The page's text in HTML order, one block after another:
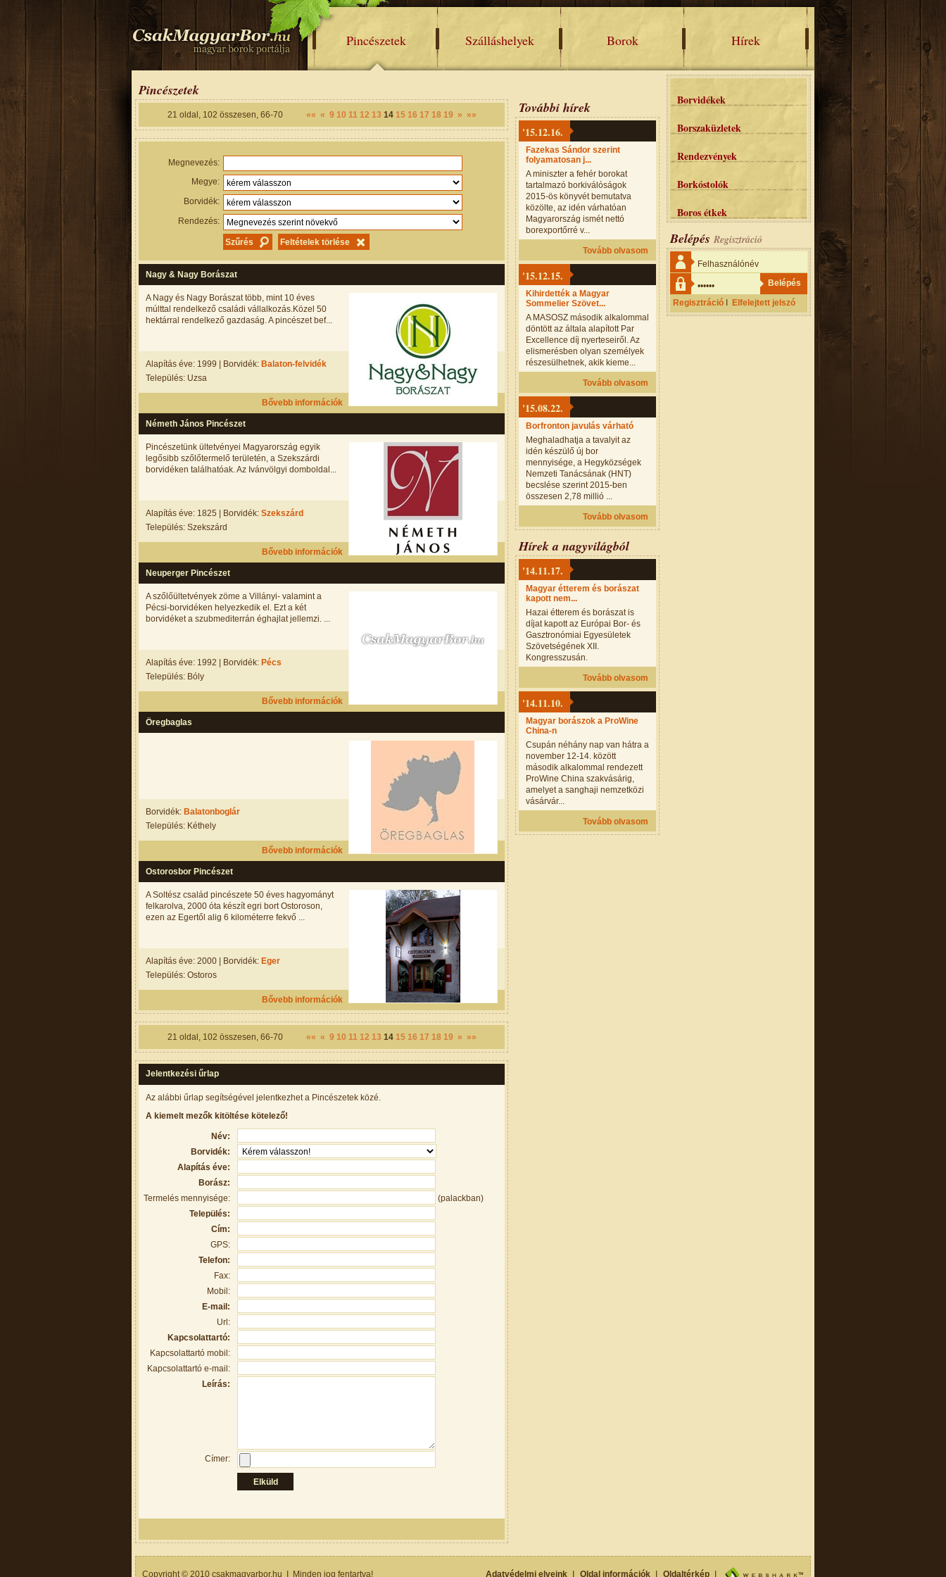
Pincészetek Szálláshelyek Borok Hírek
Pincészetek
21 oldal,102 összesen,66-70 «« « 9 10 11 12 13 14 15 16 17 18 19 » »»
Megnevezés:
Megye:
Borvidék:
Rendezés:
Nagy & Nagy Borászat
Alapítás éve: 1999 | Borvidék: Balaton-felvidék
Település: Uzsa
A Nagy és Nagy Borászat több, mint 10 éves
múlttal rendelkező családi vállalkozás.Közel 50
hektárral rendelkező gazdaság. A pincészet bef...
Bővebb információk
Németh János Pincészet
Alapítás éve: 1825 | Borvidék: Szekszárd
Település: Szekszárd
Pincészetünk ültetvényei Magyarország egyik
legősibb szőlőtermelő területén, a Szekszárdi
borvidéken találhatóak. Az Ivánvölgyi domboldal...
Bővebb információk
Neuperger Pincészet
Alapítás éve: 1992 | Borvidék: Pécs
Település: Bóly
A szőlőültetvények zöme a Villányi- valamint a
Pécsi-borvidéken helyezkedik el. Ezt a két
borvidéket a szubmediterrán éghajlat jellemzi. ...
Bővebb információk
Öregbaglas
Borvidék: Balatonboglár
Település: Kéthely
Bővebb információk
Ostorosbor Pincészet
Alapítás éve: 2000 | Borvidék: Eger
Település: Ostoros
A Soltész család pincészete 50 éves hagyományt
felkarolva, 2000 óta készít egri bort Ostoroson,
ezen az Egertől alig 6 kilométerre fekvő ...
Bővebb információk
21 oldal,102 összesen,66-70 «« « 9 10 11 12 13 14 15 16 17 18 19 » »»
Jelentkezési űrlap
Az alábbi űrlap segítségével jelentkezhet a Pincészetek közé.
A kiemelt mezők kitöltése kötelező!
Név:
Borvidék:
Alapítás éve:
Borász:
Termelés mennyisége:
(palackban)
Település:
Cím:
GPS:
Telefon:
Fax:
Mobil:
E-mail:
Url:
Kapcsolattartó:
Kapcsolattartó mobil:
Kapcsolattartó e-mail:
Leírás:
Címer:
További hírek
'15.12.16.
Fazekas Sándor szerint
folyamatosan j...
A miniszter a fehér borokat
tartalmazó borkiválóságok
2015-ös könyvét bemutatva
közölte, az idén várhatóan
Magyarország ismét nettó
borexportőrré v...
Tovább olvasom
'15.12.15.
Kihirdették a Magyar
Sommelier Szövet...
A MASOSZ második alkalommal
döntött az általa alapított Par
Excellence díj nyerteseiről. Az
elismerésben olyan személyek
részesülhetnek, akik kieme...
Tovább olvasom
'15.08.22.
Borfronton javulás várható
Meghaladhatja a tavalyit az
idén készülő új bor
mennyisége, a Hegyközségek
Nemzeti Tanácsának (HNT)
becslése szerint 2015-ben
összesen 2,78 millió ...
Tovább olvasom
Hírek a nagyvilágból
'14.11.17.
Magyar étterem és borászat
kapott nem...
Hazai étterem és borászat is
díjat kapott az Európai Bor- és
Gasztronómiai Egyesületek
Szövetségének XII.
Kongresszusán.
Tovább olvasom
'14.11.10.
Magyar borászok a ProWine
China-n
Csupán néhány nap van hátra a
november 12-14. között
második alkalommal rendezett
ProWine China szakvásárig,
amelyet a sanghaji nemzetközi
vásárvár...
Tovább olvasom
Borvidékek
Borszaküzletek
Rendezvények
Borkóstolók
Boros étkek
Belépés Regisztráció
Regisztráció Elfelejtett jelszó
Adatvédelmi elveink Oldal információk Oldaltérkép
Copyright © 2010 csakmagyarbor.hu I Minden jog fentartva!